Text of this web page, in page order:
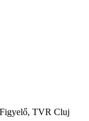
TVR Cluj